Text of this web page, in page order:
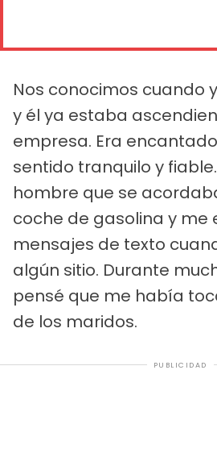
Nos conocimos cuando
y él ya estaba
empresa. Era
sentido tranquilo y
hombre que se
coche de gasolina y me
mensajes de texto
algún sitio. Durante
pensé que me había
de los maridos.
PUBLICIDAD